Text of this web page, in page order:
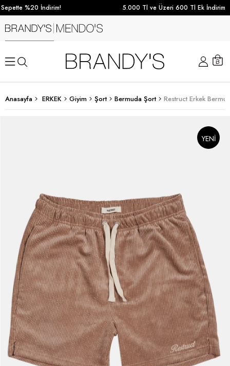
%20 İndirim! 5.000 Tl ve Üzeri 600 Tl Ek İndirim
Anasayfa ERKEK Giyim Şort Bermuda Şort Restruct Erkek
YENI